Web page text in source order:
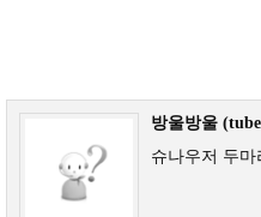
방울방울
슈나우저 두